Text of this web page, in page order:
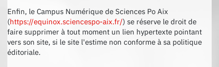
Enfin, le Campus Numérique de Sciences Po Aix
(https://equinox.sciencespo-aix.fr/) se réserve le droit de
faire supprimer à tout moment un lien hypertexte pointant
vers son site, si le site l'estime non conforme à sa politique
éditoriale.